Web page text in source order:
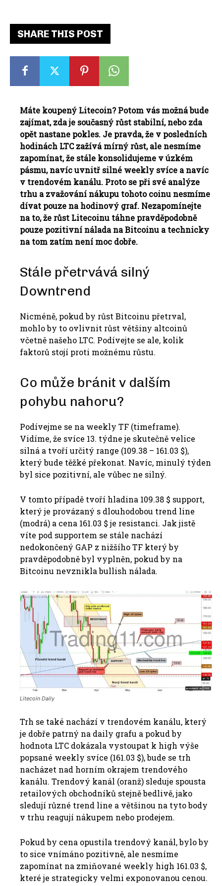
SHARE THIS POST
Máte koupený Litecoin? Potom vás možná bude
zajímat, zda je současný růst stabilní, nebo zda
opět nastane pokles. Je pravda, že v posledních
hodinách LTC zažívá mírný růst, ale nesmíme
zapomínat, že stále konsolidujeme v úzkém
pásmu, navíc uvnitř silné weekly svíce a navíc
v trendovém kanálu. Proto se při své analýze
trhu a zvažování nákupu tohoto coinu nesmíme
dívat pouze na hodinový graf. Nezapomínejte
na to, že růst Litecoinu táhne pravděpodobně
pouze pozitivní nálada na Bitcoinu a technicky
na tom zatím není moc dobře.
Stále přetrvává silný
Downtrend
Nicméně, pokud by růst Bitcoinu přetrval,
mohlo by to ovlivnit růst většiny altcoinů
včetně našeho LTC. Podívejte se ale, kolik
faktorů stojí proti možnému růstu.
Co může bránit v dalším
pohybu nahoru?
Podívejme se na weekly TF (timeframe).
Vidíme, že svíce 13. týdne je skutečně velice
silná a tvoří určitý range (109.38 – 161.03 $),
který bude těžké překonat. Navíc, minulý týden
byl sice pozitivní, ale vůbec ne silný.
V tomto případě tvoří hladina 109.38 $ support,
který je provázaný s dlouhodobou trend line
(modrá) a cena 161.03 $ je resistanci. Jak jistě
víte pod supportem se stále nachází
nedokončený GAP z nižšího TF který by
pravděpodobně byl vyplněn, pokud by na
Bitcoinu nevznikla bullish nálada.
Litecoin Daily
Trh se také nachází v trendovém kanálu, který
je dobře patrný na daily grafu a pokud by
hodnota LTC dokázala vystoupat k high výše
popsané weekly svíce (161.03 $), bude se trh
nacházet nad horním okrajem trendového
kanálu. Trendový kanál (oranž) sleduje spousta
retailových obchodníků stejně bedlivě, jako
sledují různé trend line a většinou na tyto body
v trhu reagují nákupem nebo prodejem.
Pokud by cena opustila trendový kanál, bylo by
to sice vnímáno pozitivně, ale nesmíme
zapomínat na zmiňované weekly high 161.03 $,
které je strategicky velmi exponovanou cenou.